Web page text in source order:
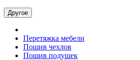
Другое
Перетяжка мебели
Пошив чехлов
Пошив подушек